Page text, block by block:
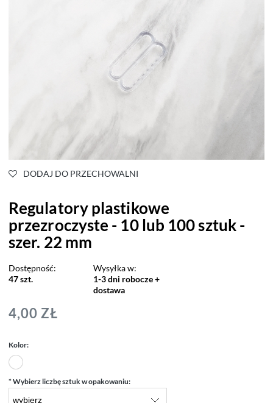
DODAJ DO PRZECHOWALNI
Regulatory plastikowe
przezroczyste - 10 lub 100 sztuk -
szer. 22 mm
Dostępność:
47 szt.
Wysyłka w:
1-3 dni robocze +
dostawa
4,00 ZŁ
Kolor:
* Wybierz liczbę sztuk w opakowaniu: